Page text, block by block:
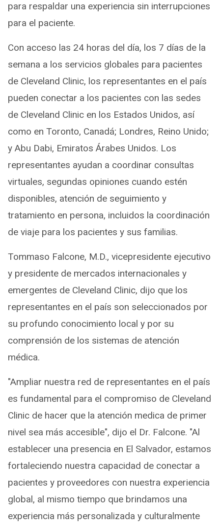
para respaldar una experiencia sin interrupciones
para el paciente.
Con acceso las 24 horas del día, los 7 días de la
semana a los servicios globales para pacientes
de Cleveland Clinic, los representantes en el país
pueden conectar a los pacientes con las sedes
de Cleveland Clinic en los Estados Unidos, así
como en Toronto, Canadá; Londres, Reino Unido;
y Abu Dabi, Emiratos Árabes Unidos. Los
representantes ayudan a coordinar consultas
virtuales, segundas opiniones cuando estén
disponibles, atención de seguimiento y
tratamiento en persona, incluidos la coordinación
de viaje para los pacientes y sus familias.
Tommaso Falcone, M.D., vicepresidente ejecutivo
y presidente de mercados internacionales y
emergentes de Cleveland Clinic, dijo que los
representantes en el país son seleccionados por
su profundo conocimiento local y por su
comprensión de los sistemas de atención
médica.
"Ampliar nuestra red de representantes en el país
es fundamental para el compromiso de Cleveland
Clinic de hacer que la atención medica de primer
nivel sea más accesible", dijo el Dr. Falcone. "Al
establecer una presencia en El Salvador, estamos
fortaleciendo nuestra capacidad de conectar a
pacientes y proveedores con nuestra experiencia
global, al mismo tiempo que brindamos una
experiencia más personalizada y culturalmente